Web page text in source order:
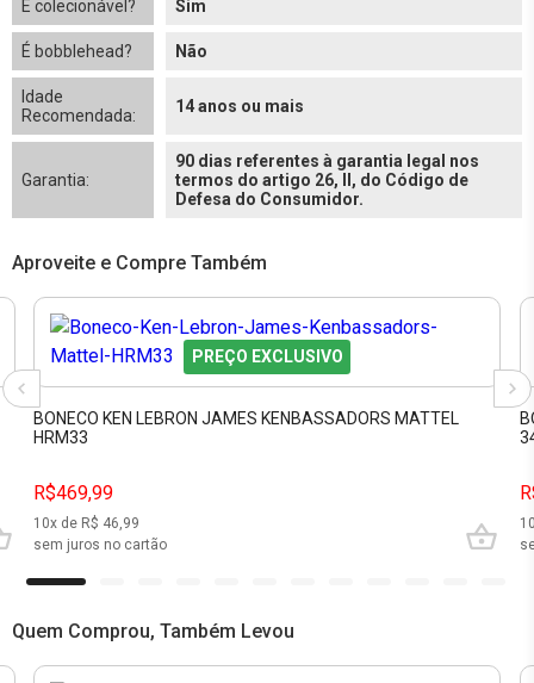
É colecionável? Sim
É bobblehead? Não
Idade
Recomendada:
14 anos ou mais
Garantia:
90 dias referentes à garantia legal nos
termos do artigo 26, II, do Código de
Defesa do Consumidor.
Aproveite e Compre Também
PREÇO EXCLUSIVO
BONECO KEN LEBRON JAMES KENBASSADORS MATTEL
HRM33
R$469,99
10x de R$ 46,99
sem juros no cartão
Quem Comprou, Também Levou